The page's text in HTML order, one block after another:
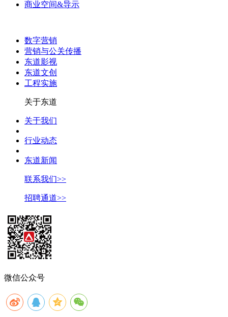
商业空间&导示
数字营销
营销与公关传播
东道影视
东道文创
工程实施
关于东道
关于我们
行业动态
东道新闻
联系我们>>
招聘通道>>
微信公众号